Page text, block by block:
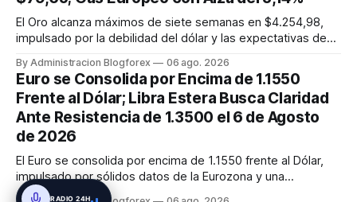
El Oro alcanza máximos de siete semanas en $4.254,98,
impulsado por la debilidad del dólar y las expectativas de
WTI en $75,78, afectados por el acuerdo en Ormuz. El Gas
Natural europeo (TTF) sube un 3,14% a 54,05 EUR/MWh.
By Administracion Blogforex 06 ago. 2026
Euro se Consolida por Encima de 1.1550
Frente al Dólar; Libra Estera Busca Claridad
Ante Resistencia de 1.3500 el 6 de Agosto
de 2026
El Euro se consolida por encima de 1.1550 frente al Dólar,
impulsado por sólidos datos de la Eurozona y una
perspectiva alcista en los indicadores técnicos. El EUR/USD
RADIO 24H